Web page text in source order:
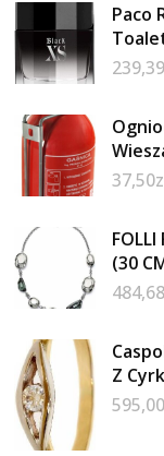
Paco
239,39
37,50
FOLLI
(30
484,68
Z
595,00